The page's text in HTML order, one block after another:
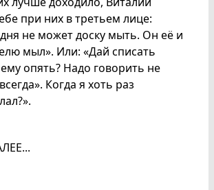
при них в третьем лице:
не может доску мыть. Он её и
мыл». Или: «Дай списать
опять? Надо говорить не
Когда я хоть раз